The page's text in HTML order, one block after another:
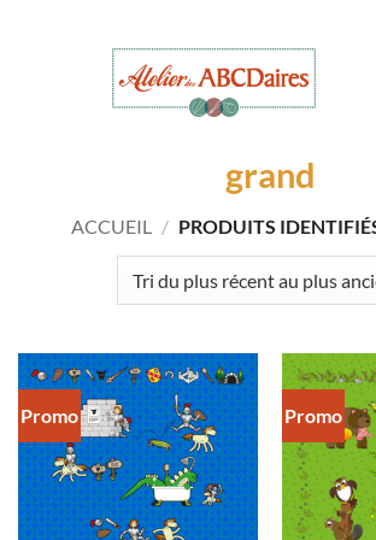
grand
ACCUEIL / PRODUITS
Promo Promo